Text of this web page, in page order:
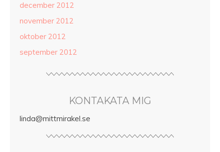
december 2012
november 2012
oktober 2012
september 2012
KONTAKATA MIG
linda@mittmirakel.se